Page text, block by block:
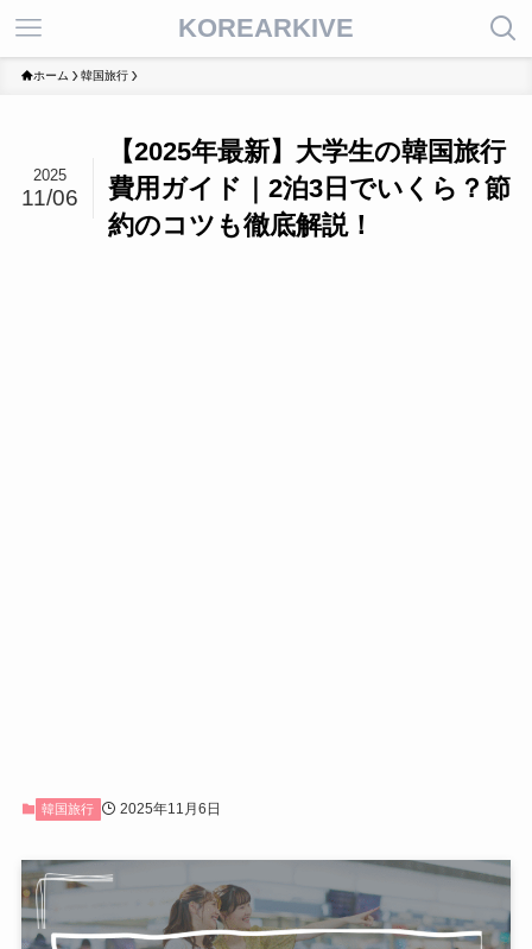
KOREARKIVE
ホーム 韓国旅行
【2025年最新】大学生の韓国旅行
費用ガイド｜2泊3日でいくら？節
約のコツも徹底解説！
2025
11/06
韓国旅行 2025年11月6日